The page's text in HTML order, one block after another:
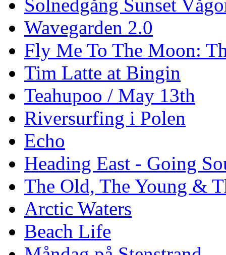
Solnedgång Sunset
Wavegarden 2.0
Fly Me To The Moon:
Tim Latte at Bingin
Teahupoo / May 13th
Riversurfing i Polen
Echo
Heading East - Going
The Old, The Young &
Arctic Waters
Beach Life